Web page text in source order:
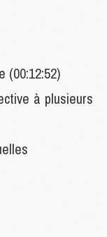
(00:12:52)
à plusieurs